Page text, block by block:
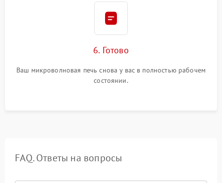
6. Готово
Ваш микроволновая печь снова у вас в полностью рабочем
состоянии.
FAQ. Ответы на вопросы